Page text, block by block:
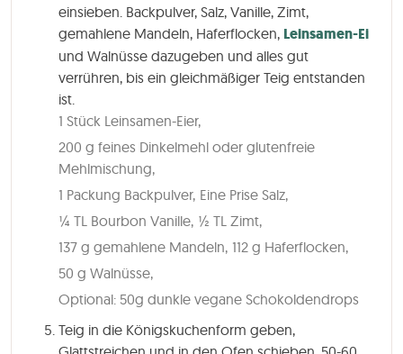
einsieben. Backpulver, Salz, Vanille, Zimt,
gemahlene Mandeln, Haferflocken, Leinsamen-Ei
und Walnüsse dazugeben und alles gut
verrühren, bis ein gleichmäßiger Teig entstanden
ist.
1 Stück Leinsamen-Eier,
200 g feines Dinkelmehl oder glutenfreie
Mehlmischung,
1 Packung Backpulver, Eine Prise Salz,
¼ TL Bourbon Vanille, ½ TL Zimt,
137 g gemahlene Mandeln, 112 g Haferflocken,
50 g Walnüsse,
Optional: 50g dunkle vegane Schokoldendrops
Teig in die Königskuchenform geben,